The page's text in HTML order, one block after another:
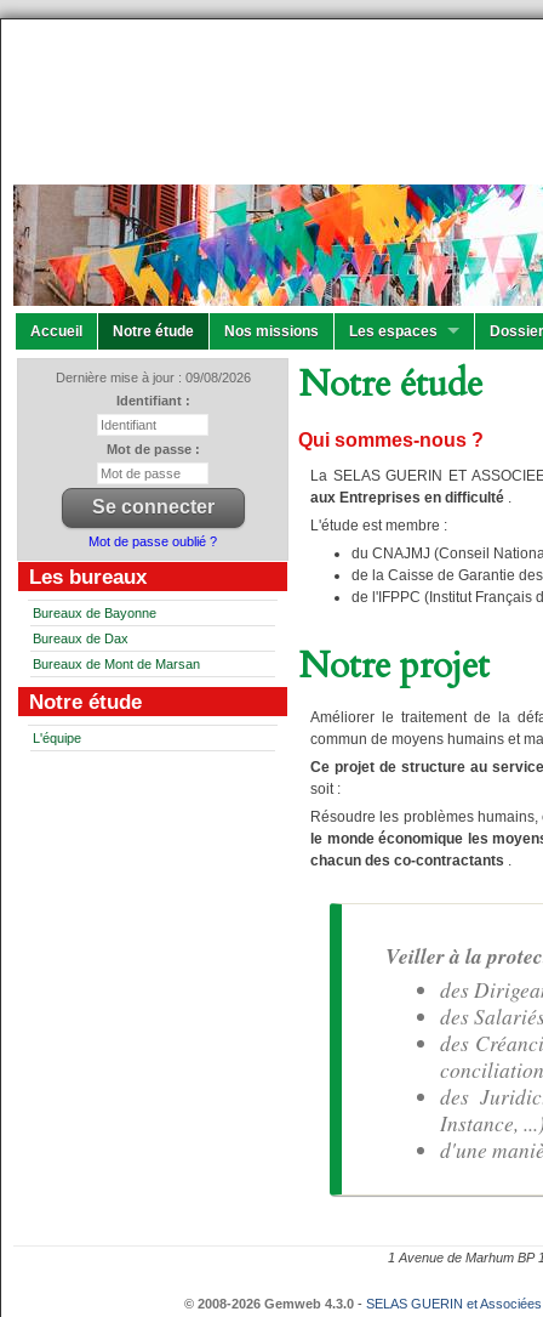
Accueil Notre étude Nos missions Les espaces
Dernière mise à jour : 09/08/2026
Identifiant :
Mot de passe :
Mot de passe oublié ?
Les bureaux
Bureaux de Bayonne
Bureaux de Dax
Bureaux de Mont de Marsan
Notre étude
L'équipe
Notre étude
Qui sommes-nous ?
La SELAS GUERIN ET
aux Entreprises en difficulté .
L'étude est membre :
du CNAJMJ (Conseil
de la Caisse de Garantie
de l'IFPPC (Institut Français
Notre projet
Améliorer le traitement de la
commun de moyens humains et
Ce projetde structure au
soit :
Résoudre les problèmes
le monde économique les
chacun des co-contractants .
Veiller à la
des
des
des
des
Instance,
d'une
1 Avenue de Marhum BP
© 2008-2026 Gemweb 4.3.0 - SELAS GUERIN et Associées